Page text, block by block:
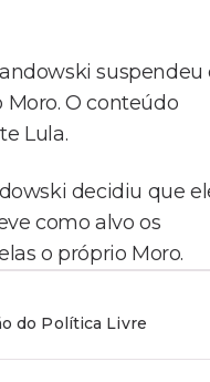
suspendeu
Moro. O conteúdo
Lula.
decidiu que
como alvo os
o próprio Moro.
do Política Livre